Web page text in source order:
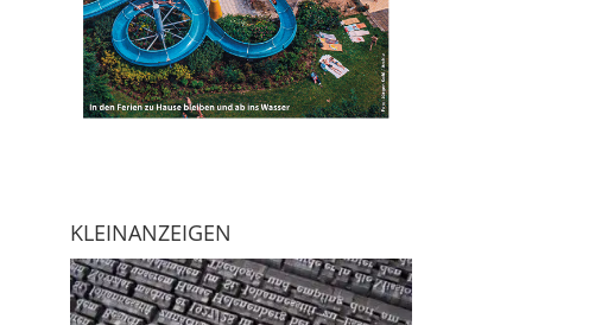
KLEINANZEIGEN